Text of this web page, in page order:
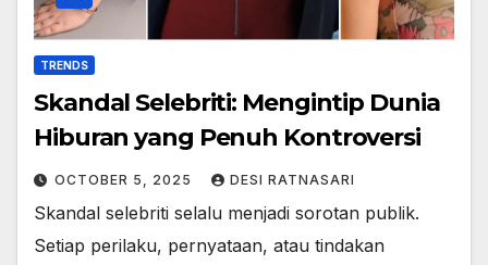
TRENDS
Skandal Selebriti: Mengintip Dunia
Hiburan yang Penuh Kontroversi
OCTOBER 5, 2025 DESI RATNASARI
Skandal selebriti selalu menjadi sorotan publik.
Setiap perilaku, pernyataan, atau tindakan